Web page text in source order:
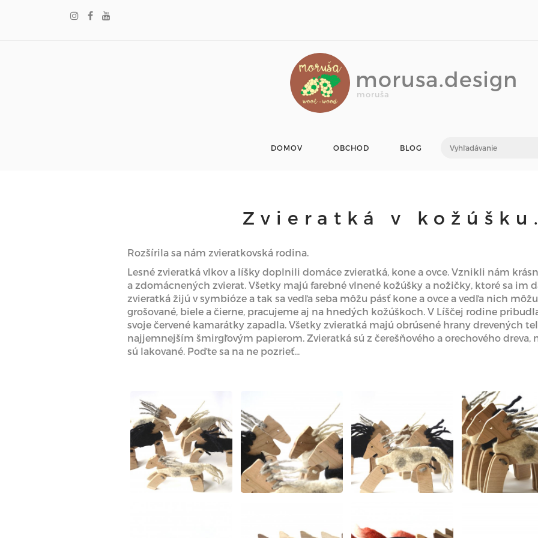
morusa.design
moruša
DOMOV OBCHOD BLOG
Zvieratká v
Rozšírila sa nám zvieratkovská rodina.
Lesné zvieratká vlkov a líšky doplnili domáce zvieratká, kone a ovce. Vznikli nám
a zdomácnených zvierat. Všetky majú farebné vlnené kožúšky a nožičky, ktoré sa im
zvieratká žijú v symbióze a tak sa vedľa seba môžu pásť kone a ovce a vedľa nich
grošované, biele a čierne, pracujeme aj na hnedých kožúškoch. V Líščej rodine
svoje červené kamarátky zapadla. Všetky zvieratká majú obrúsené hrany drevených
najjemnejším šmirgľovým papierom. Zvieratká sú z čerešňového a orechového dreva,
sú lakované. Poďte sa na ne pozrieť...